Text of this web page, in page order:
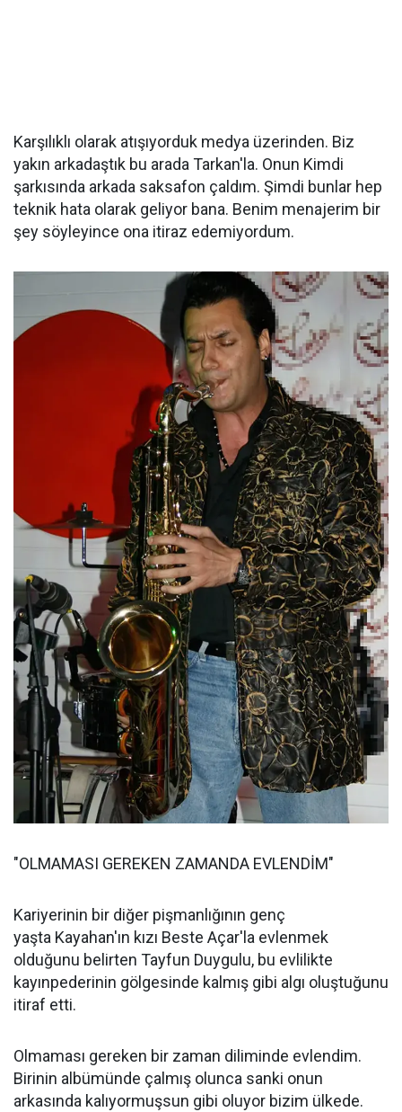
Karşılıklı olarak atışıyorduk medya üzerinden. Biz
yakın arkadaştık bu arada Tarkan'la. Onun Kimdi
şarkısında arkada saksafon çaldım. Şimdi bunlar hep
teknik hata olarak geliyor bana. Benim menajerim bir
şey söyleyince ona itiraz edemiyordum.
"OLMAMASI GEREKEN ZAMANDA EVLENDİM"
Kariyerinin bir diğer pişmanlığının genç
yaşta Kayahan'ın kızı Beste Açar'la evlenmek
olduğunu belirten Tayfun Duygulu, bu evlilikte
kayınpederinin gölgesinde kalmış gibi algı oluştuğunu
itiraf etti.
Olmaması gereken bir zaman diliminde evlendim.
Birinin albümünde çalmış olunca sanki onun
arkasında kalıyormuşsun gibi oluyor bizim ülkede.